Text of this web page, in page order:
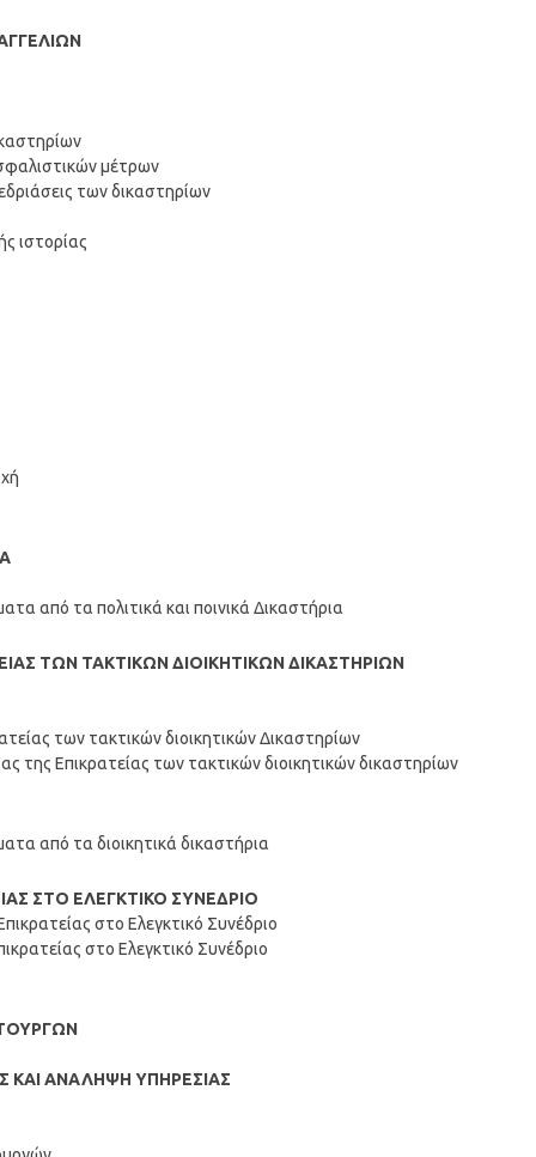
μέτρων
των δικαστηρίων
ιστορίας
από τα πολιτικά και ποινικά Δικαστήρια
ΤΩΝ ΤΑΚΤΙΚΩΝ ΔΙΟΙΚΗΤΙΚΩΝ ΔΙΚΑΣΤΗΡΙΩΝ
των τακτικών διοικητικών Δικαστηρίων
της Επικρατείας των τακτικών διοικητικών δικαστηρίων
από τα διοικητικά δικαστήρια
ΣΤΟ ΕΛΕΓΚΤΙΚΟ ΣΥΝΕΔΡΙΟ
στο Ελεγκτικό Συνέδριο
στο Ελεγκτικό Συνέδριο
ΚΑΙ ΑΝΑΛΗΨΗ ΥΠΗΡΕΣΙΑΣ